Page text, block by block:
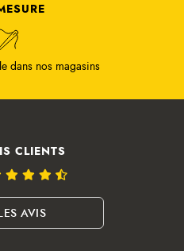
dans nos magasins
CLIENTS
AVIS